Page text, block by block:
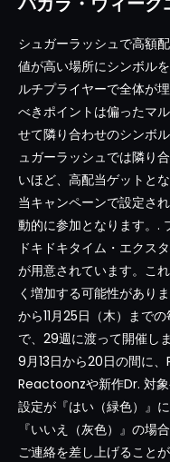
バカラ・ウィーク
シュガーラッシュで高額
値が高い場所にシンボル
ルチプライヤーで全体が
べきポイントは偏ったマ
せて隣り合わせのシンボ
ュガーラッシュでは隣り
いほど、高配当ゲットと
当キャンペーンで設定さ
動的に参加となります。.
ドキドキタイム・エクス
が用意されています。こ
く増加する可能性があり
から11月25日（木）まで
で、29週に渡って開催し
9月13日から20日の間に
Reactoonzや新作Dr. 対
設定が『はい（緑色）』
『いいえ（灰色）』の場
ご連絡を差し上げること